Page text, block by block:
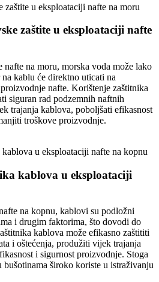
zaštite u eksploataciji nafte
nafte na moru, morska voda može lako
kablu će direktno uticati na
nafte. Korištenje zaštitnika
siguran rad podzemnih naftnih
trajanja kablova, poboljšati efikasnost
troškove proizvodnje.
kablova u eksploataciji
na kopnu, kablovi su podložni
i drugim faktorima, što dovodi do
kablova može efikasno zaštititi
i oštećenja, produžiti vijek trajanja
i sigurnost proizvodnje. Stoga
bušotinama široko koriste u istraživanju